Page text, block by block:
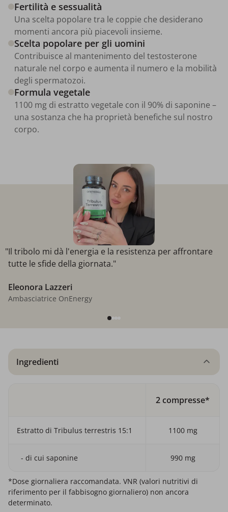
Fertilità e sessualità
Una scelta popolare tra le coppie che desiderano
momenti ancora più piacevoli insieme.
Scelta popolare per gli uomini
Contribuisce al mantenimento del testosterone
naturale nel corpo e aumenta il numero e la mobilità
degli spermatozoi.
Formula vegetale
1100 mg di estratto vegetale con il 90% di saponine –
una sostanza che ha proprietà benefiche sul nostro
corpo.
"Il tribolo mi dà l'energia e la resistenza per affrontare
tutte le sfide della giornata."
Eleonora Lazzeri
Ambasciatrice OnEnergy
Ingredienti
2 compresse*
Estratto di Tribulus terrestris 15:1 1100 mg
- di cui saponine 990 mg
*Dose giornaliera raccomandata. VNR (valori nutritivi di
riferimento per il fabbisogno giornaliero) non ancora
determinato.